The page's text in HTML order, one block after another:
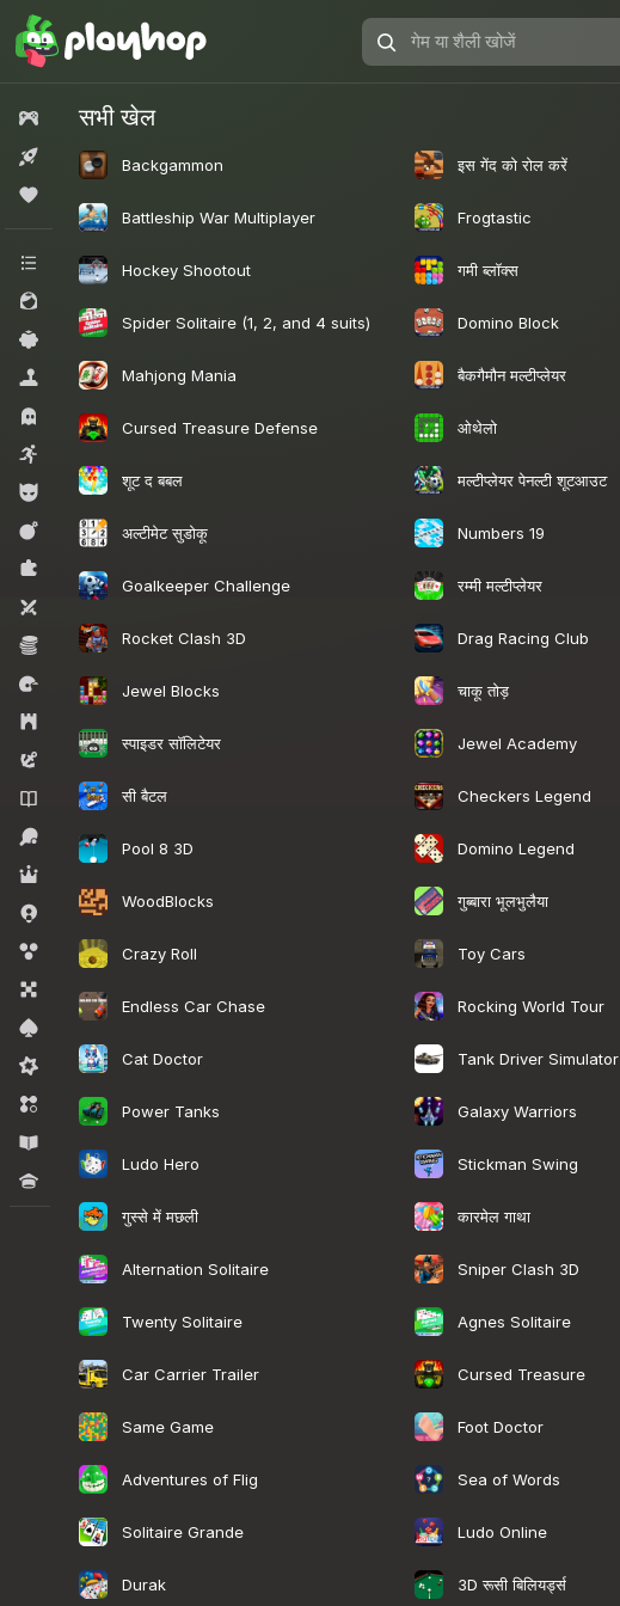
गेम
सभी गेम्स
सभी श्रेणियां
कैज़ुअल
सिमूलेटर्स
हॉरर.
लड़कों के लिए
कार्रवाई
पज़ल्स
ईकोनॉमी
रेसिंग
एडवेंचर
उपन्यास
स्पोर्ट्स
.io गेम्स
बबल शूटर्स
मिडकोर
मैच 3
क्विज़
सभी खेल
Backgammon इस गेंद को रोल करें
Battleship War Multiplayer Frogtastic
Hockey Shootout गमी ब्लॉक्स
Spider Solitaire (1, 2, and 4 suits) Domino Block
Mahjong Mania बैकगैमौन मल्टीप्लेयर
Cursed Treasure Defense ओथेलो
शूट द बबल मल्टीप्लेयर पेनल्टी शूटआउट
अल्टीमेट सुडोकू Numbers 19
Goalkeeper Challenge रम्मी मल्टीप्लेयर
Rocket Clash 3D Drag Racing Club
Jewel Blocks चाकू तोड़
स्पाइडर सॉलिटेयर Jewel Academy
सी बैटल Checkers Legend
Pool 8 3D Domino Legend
WoodBlocks गुब्बारा भूलभुलैया
Crazy Roll Toy Cars
Endless Car Chase Rocking World Tour
Cat Doctor Tank Driver Simulator
Power Tanks Galaxy Warriors
Ludo Hero Stickman Swing
गुस्से में मछली कारमेल गाथा
Alternation Solitaire Sniper Clash 3D
Twenty Solitaire Agnes Solitaire
Car Carrier Trailer Cursed Treasure
Same Game Foot Doctor
Adventures of Flig Sea of Words
Solitaire Grande Ludo Online
Durak 3D रूसी बिलियर्ड्स